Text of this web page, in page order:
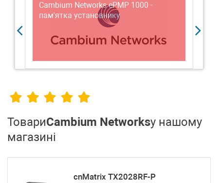
Cambium Networks ePMP 1000 -
пам'ятка установнику
ТовариCambium Networksу нашому
магазині
cnMatrix TX2028RF-P